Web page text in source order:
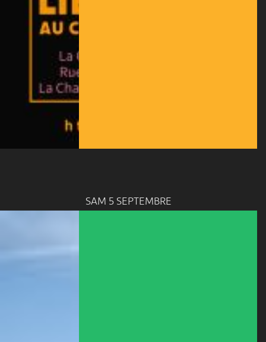
SAM 5 SEPTEMBRE